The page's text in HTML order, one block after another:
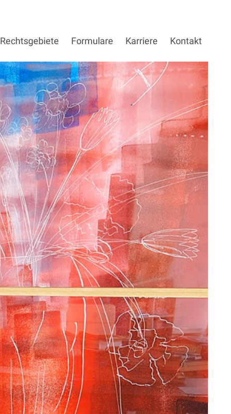
Rechtsgebiete Formulare Karriere Kontakt